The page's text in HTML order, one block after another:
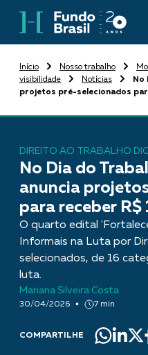
Início Nosso trabalho
visibilidade
Notícias
No
projetos pré-selecionados
DIREITO AO TRABALHO
No Dia do
anuncia
para receber R$
O quarto edital
Informais na Luta por
selecionados, de 16
luta.
Mariana Silveira Costa
30/04/2026 7 min
COMPARTILHE